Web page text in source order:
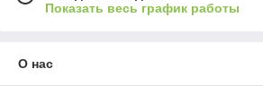
Показать весь график работы
О нас